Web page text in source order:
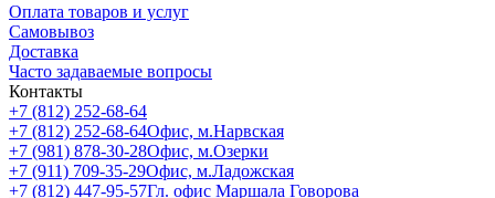
Оплата товаров и услуг
Самовывоз
Доставка
Часто задаваемые вопросы
Контакты
+7 (812) 252-68-64
+7 (812) 252-68-64Офис, м.Нарвская
+7 (981) 878-30-28Офис, м.Озерки
+7 (911) 709-35-29Офис, м.Ладожская
+7 (812) 447-95-57Гл. офис Маршала Говорова